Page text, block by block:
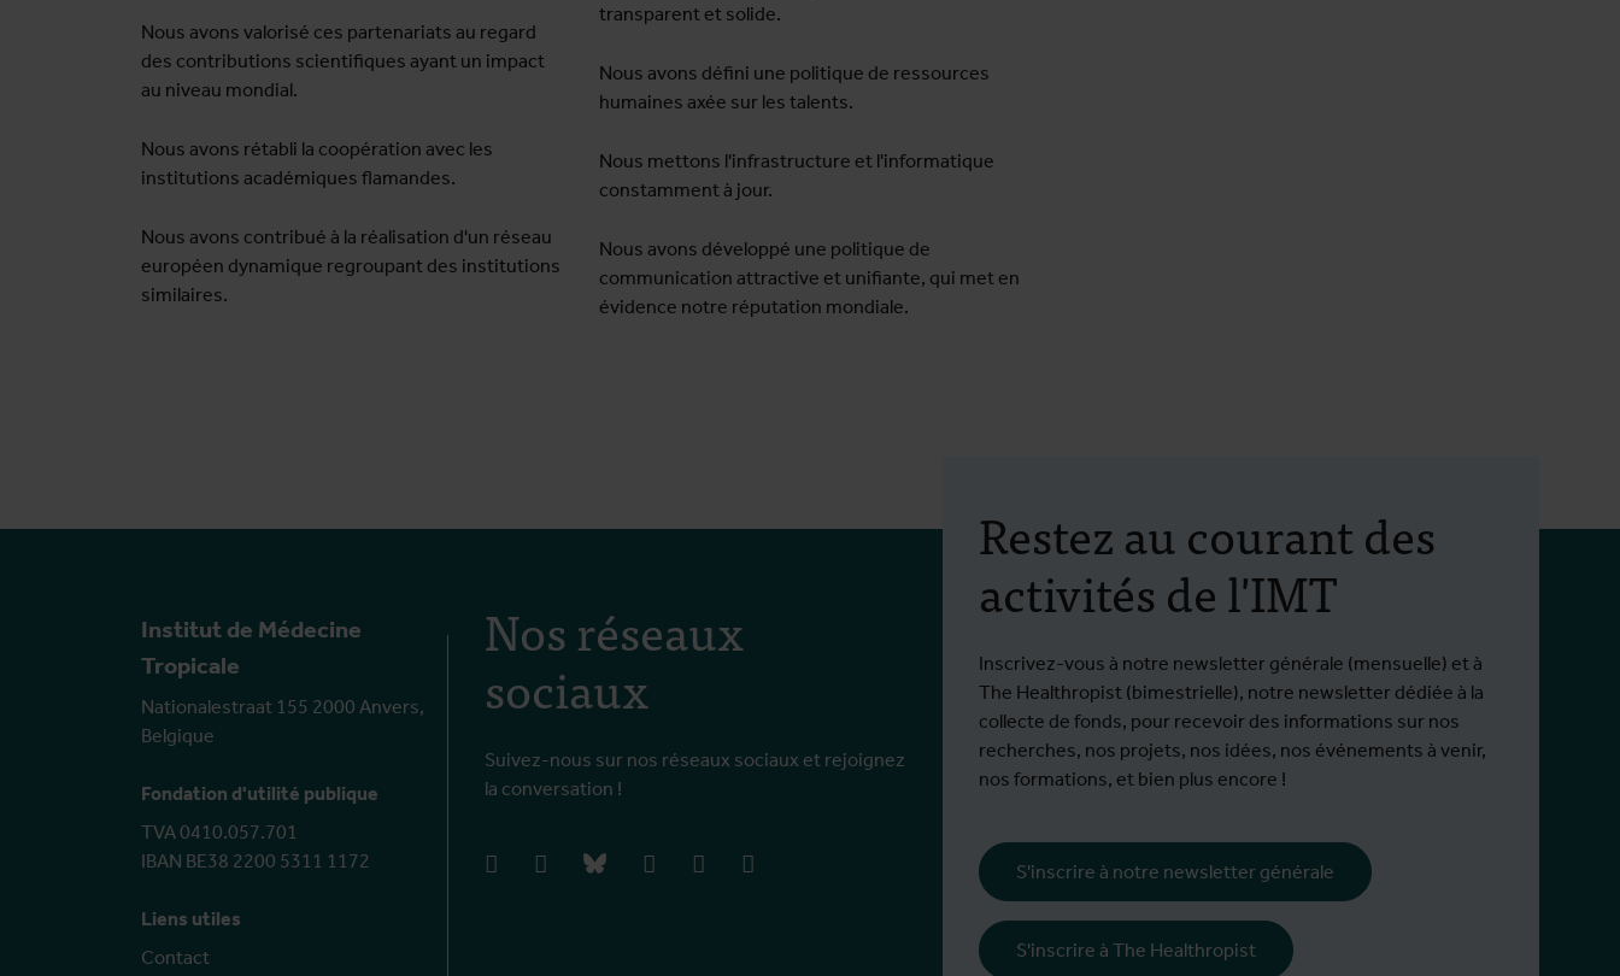
Nous avons valorisé ces partenariats au regard
des contributions scientifiques ayant un impact
au niveau mondial.
Nous avons rétabli la coopération avec les
institutions académiques flamandes.
Nous avons contribué à la réalisation d'un réseau
européen dynamique regroupant des institutions
similaires.
transparent et solide.
Nous avons défini une politique de ressources
humaines axée sur les talents.
Nous mettons l'infrastructure et l'informatique
constamment à jour.
Nous avons développé une politique de
communication attractive et unifiante, qui met en
évidence notre réputation mondiale.
Institut de Médecine
Tropicale
Nationalestraat 155 2000 Anvers,
Belgique
Fondation d'utilité publique
TVA 0410.057.701
IBAN BE38 2200 5311 1172
Liens utiles
Contact
Nos réseaux
sociaux
Suivez-nous sur nos réseaux sociaux et rejoignez
la conversation !
facebookinstagrambluesky linkedIn youtube
Restez au courant des
activités de l'IMT
Inscrivez-vous à notre newsletter générale (mensuelle) et à
The Healthropist (bimestrielle), notre newsletter dédiée à la
collecte de fonds, pour recevoir des informations sur nos
recherches, nos projets, nos idées, nos événements à venir,
nos formations, et bien plus encore !
S'inscrire à notre newsletter générale
S'inscrire à The Healthropist